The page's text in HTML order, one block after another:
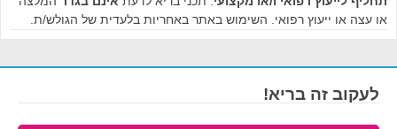
או עצה או ייעוץ רפואי. השימוש באתר באחריות בלעדית של הגולש/ת.
לעקוב זה בריא!